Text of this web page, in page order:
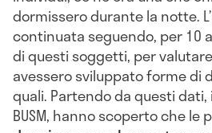
dormissero durante la notte.
continuata seguendo, per 10
di questi soggetti, per
avessero sviluppato forme di
quali. Partendo da questi
BUSM, hanno scoperto che le